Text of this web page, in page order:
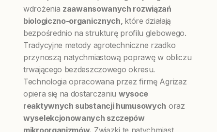
wdrożenia zaawansowanych rozwiązań
biologiczno-organicznych, które działają
bezpośrednio na strukturę profilu glebowego.
Tradycyjne metody agrotechniczne rzadko
przynoszą natychmiastową poprawę w obliczu
trwającego bezdeszczowego okresu.
Technologia opracowana przez firmę Agrizaz
opiera się na dostarczaniu wysoce
reaktywnych substancji humusowych oraz
wyselekcjonowanych szczepów
mikroorganizmów. Związki te natychmiast